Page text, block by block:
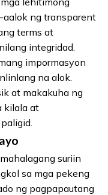
aalok ng transparent
terms at
integridad.
impormasyon
na alok.
at makakuha ng
kilala at
suriin
sa mga pekeng
ng pagpapautang